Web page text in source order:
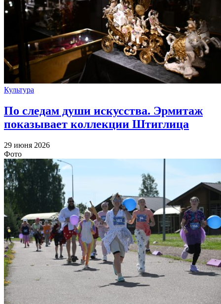
Культура
По следам души искусства. Эрмитаж
показывает коллекции Штиглица
29 июня 2026
Фото